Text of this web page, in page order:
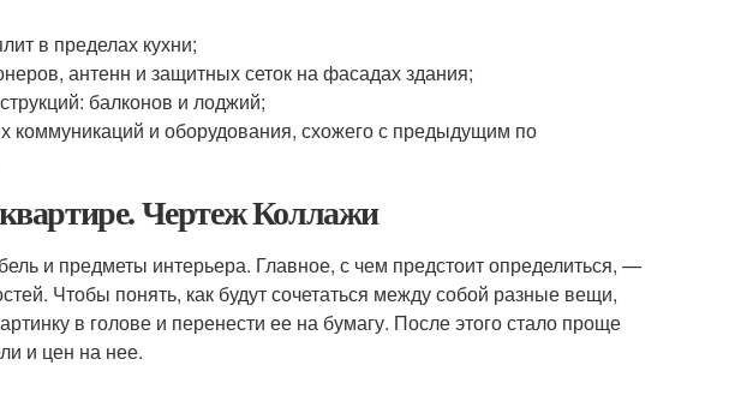
в пределах кухни;
антенн и защитных сеток на фасадах здания;
балконов и лоджий;
коммуникаций и оборудования, схожего с предыдущим по
Чертеж Коллажи
и предметы интерьера. Главное, с чем предстоит определиться, —
Чтобы понять, как будут сочетаться между собой разные вещи,
в голове и перенести ее на бумагу. После этого стало проще
и цен на нее.